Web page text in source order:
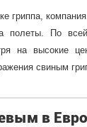
гриппа,
полеты. По
на высокие
свиным
в